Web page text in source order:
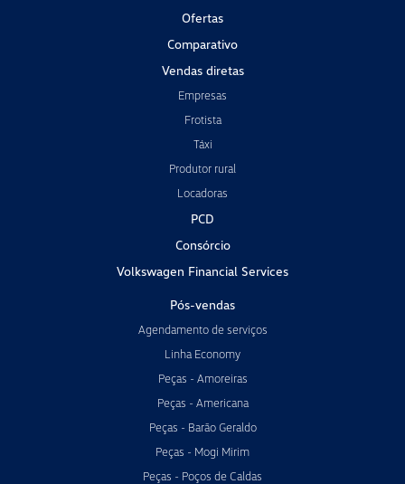
Ofertas
Comparativo
Vendas diretas
Empresas
Frotista
Táxi
Produtor rural
Locadoras
PCD
Consórcio
Volkswagen Financial Services
Pós-vendas
Agendamento de serviços
Linha Economy
Peças - Amoreiras
Peças - Americana
Peças - Barão Geraldo
Peças - Mogi Mirim
Peças - Poços de Caldas